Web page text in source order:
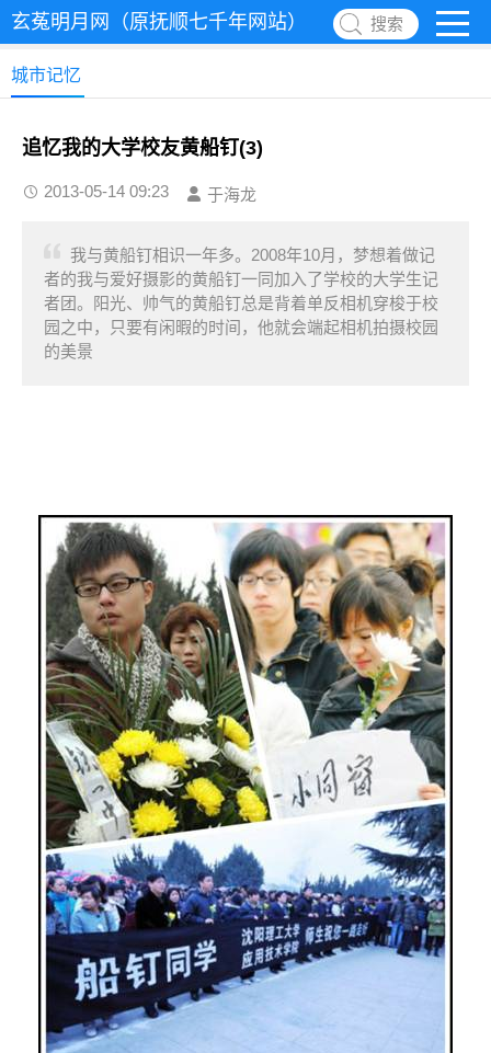
玄菟明月网（原抚顺七千年网站） 搜索
城市记忆
追忆我的大学校友黄船钉(3)
2013-05-14 09:23 于海龙
我与黄船钉相识一年多。2008年10月，梦想着做记
者的我与爱好摄影的黄船钉一同加入了学校的大学生记
者团。阳光、帅气的黄船钉总是背着单反相机穿梭于校
园之中，只要有闲暇的时间，他就会端起相机拍摄校园
的美景